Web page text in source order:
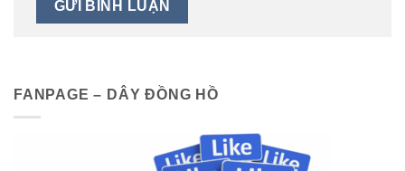
FANPAGE – DÂY ĐỒNG HỒ